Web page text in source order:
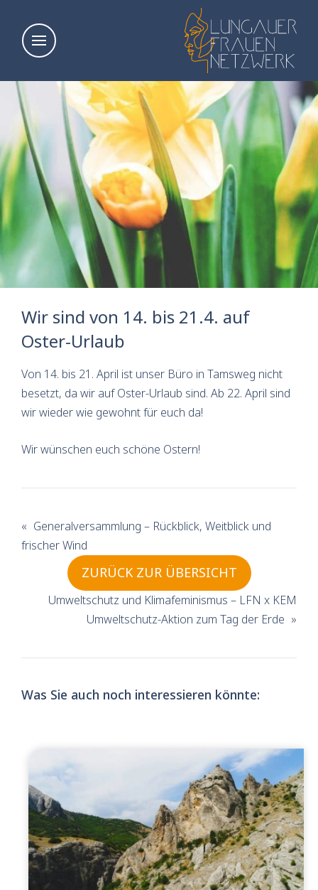
Wir sind von 14. bis 21.4. auf
Oster-Urlaub
Von 14. bis 21. April ist unser Büro in Tamsweg nicht
besetzt, da wir auf Oster-Urlaub sind. Ab 22. April sind
wir wieder wie gewohnt für euch da!
Wir wünschen euch schöne Ostern!
« Generalversammlung – Rückblick, Weitblick und
frischer Wind
ZURÜCK ZUR ÜBERSICHT
Umweltschutz und Klimafeminismus – LFN x KEM
Umweltschutz-Aktion zum Tag der Erde »
Was Sie auch noch interessieren könnte: